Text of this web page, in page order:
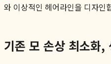
와 이상적인 헤어라인을 디자인
기존 모 손상 최소화,